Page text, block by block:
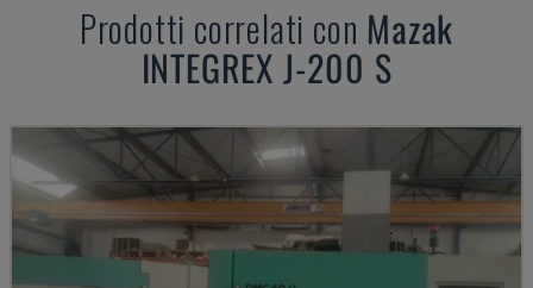
Prodotti correlati con Mazak
INTEGREX J-200 S